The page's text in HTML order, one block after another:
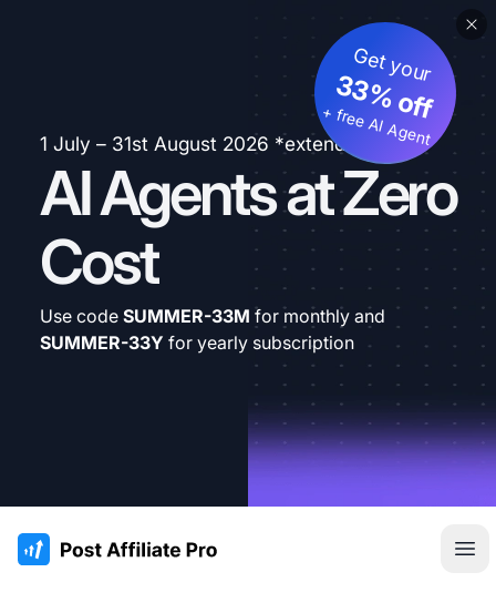
1 July – 31st August 2026 *extended
AI Agents at Zero
Cost
Get your
33% off
+ free AI Agent
Use code SUMMER-33M for monthly and
SUMMER-33Y for yearly subscription
:site.title